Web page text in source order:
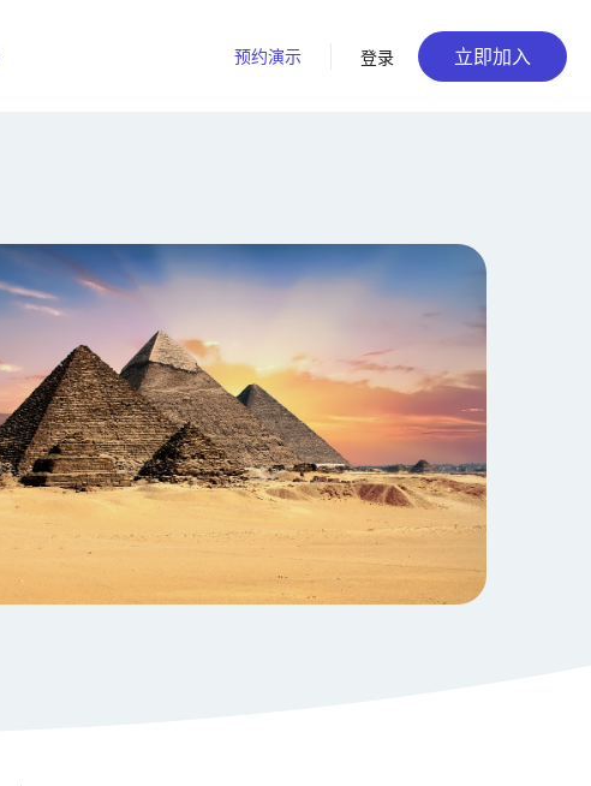
预约演示 登录 立即加入